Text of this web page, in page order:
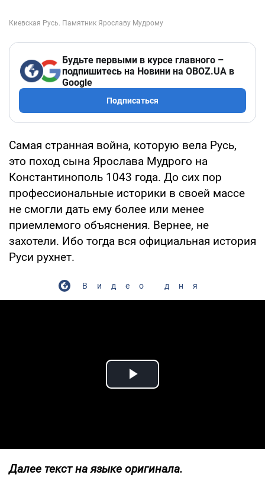
Будьте первыми в курсе главного –
подпишитесь на Новини на OBOZ.UA в
Google
Подписаться
Самая странная война, которую вела Русь,
это поход сына Ярослава Мудрого на
Константинополь 1043 года. До сих пор
профессиональные историки в своей массе
не смогли дать ему более или менее
приемлемого объяснения. Вернее, не
захотели. Ибо тогда вся официальная история
Руси рухнет.
Видео дня
Play Video
Далее текст на языке оригинала.